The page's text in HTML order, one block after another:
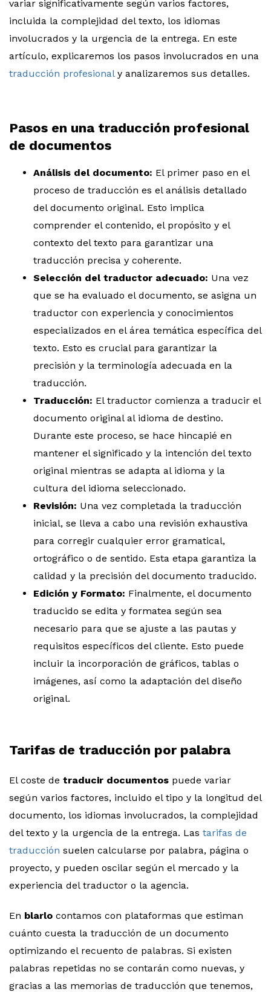
variar significativamente según varios factores,
incluida la complejidad del texto, los idiomas
involucrados y la urgencia de la entrega. En este
artículo, explicaremos los pasos involucrados en una
traducción profesionaly analizaremos sus detalles.
Pasos en una traducción profesional
de documentos
Análisis del documento: El primer paso en el
proceso de traducción es el análisis detallado
del documento original. Esto implica
comprender el contenido, el propósito y el
contexto del texto para garantizar una
traducción precisa y coherente.
Selección del traductor adecuado: Una vez
que se ha evaluado el documento, se asigna un
traductor con experiencia y conocimientos
especializados en el área temática específica del
texto. Esto es crucial para garantizar la
precisión y la terminología adecuada en la
traducción.
Traducción: El traductor comienza a traducir el
documento original al idioma de destino.
Durante este proceso, se hace hincapié en
mantener el significado y la intención del texto
original mientras se adapta al idioma y la
cultura del idioma seleccionado.
Revisión: Una vez completada la traducción
inicial, se lleva a cabo una revisión exhaustiva
para corregir cualquier error gramatical,
ortográfico o de sentido. Esta etapa garantiza la
calidad y la precisión del documento traducido.
Edición y Formato: Finalmente, el documento
traducido se edita y formatea según sea
necesario para que se ajuste a las pautas y
requisitos específicos del cliente. Esto puede
incluir la incorporación de gráficos, tablas o
imágenes, así como la adaptación del diseño
original.
Tarifas de traducción por palabra
El coste de traducir documentos puede variar
según varios factores, incluido el tipo y la longitud del
documento, los idiomas involucrados, la complejidad
del texto y la urgencia de la entrega. Las tarifas de
traducción suelen calcularse por palabra, página o
proyecto, y pueden oscilar según el mercado y la
experiencia del traductor o la agencia.
En blarlo contamos con plataformas que estiman
cuánto cuesta la traducción de un documento
optimizando el recuento de palabras. Si existen
palabras repetidas no se contarán como nuevas, y
gracias a las memorias de traducción que tenemos,